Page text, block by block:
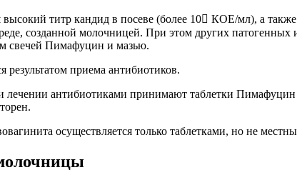
титр кандид в посеве (более 10 КОЕ/мл), а
созданной молочницей. При этом других
свечей Пимафуцин и мазью.
результатом приема антибиотиков.
антибиотиками принимают таблетки Пимафуцин
осуществляется только таблетками, но не